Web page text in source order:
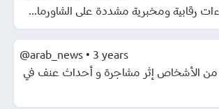
رقابية ومخبرية مشددة على الشاورما...
@arab_news • 3 years
الأشخاص إثر مشاجرة و أحداث عنف في